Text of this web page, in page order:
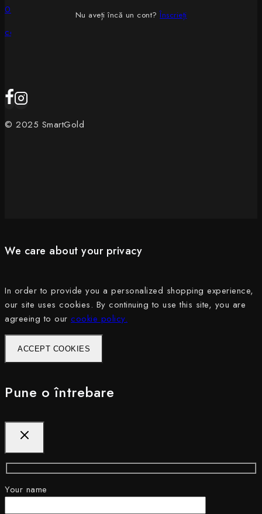
0750405940
contact@SmartGold.ro
© 2025 SmartGold
We care about your privacy
In order to provide you a personalized shopping experience,
our site uses cookies. By continuing to use this site, you are
agreeing to our cookie policy.
ACCEPT COOKIES
Pune o întrebare
Your name
Nu aveți încă un cont?Înscrieți